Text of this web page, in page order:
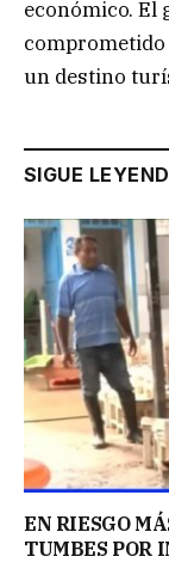
económico. El
comprometido
un destino
SIGUE
EN RIESGO
TUMBES POR